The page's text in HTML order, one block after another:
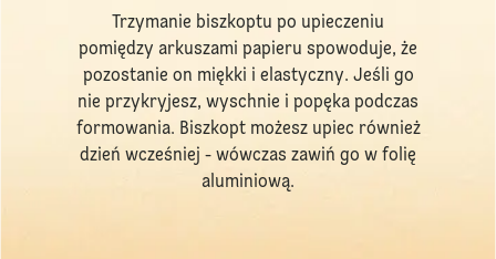
Trzymanie biszkoptu po upieczeniu
pomiędzy arkuszami papieru spowoduje, że
pozostanie on miękki i elastyczny. Jeśli go
nie przykryjesz, wyschnie i popęka podczas
formowania. Biszkopt możesz upiec również
dzień wcześniej - wówczas zawiń go w folię
aluminiową.